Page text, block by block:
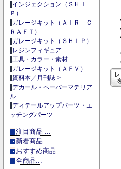
インジェクション（ＳＨＩ
Ｐ）
ガレージキット（ＡＩＲ Ｃ
ＲＡＦＴ）
ガレージキット（ＳＨＩＰ）
レジンフィギュア
工具・カラー・素材
ガレージキット（ＡＦＶ）
資料本／月刊誌->
デカール・ペーパーマテリア
ル
ディテールアップパーツ・エ
ッチングパーツ
注目商品 ...
新着商品...
おすすめ商品...
全商品...